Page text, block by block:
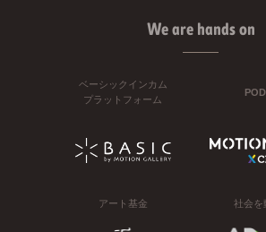
We are hands on
ベーシックインカム
プラットフォーム
アート基金 社会